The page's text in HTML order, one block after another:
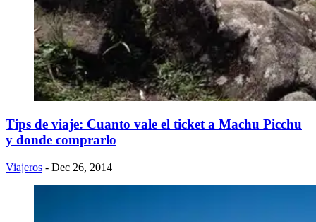
Tips de viaje: Cuanto vale el ticket a Machu Picchu
y donde comprarlo
Viajeros - Dec 26, 2014